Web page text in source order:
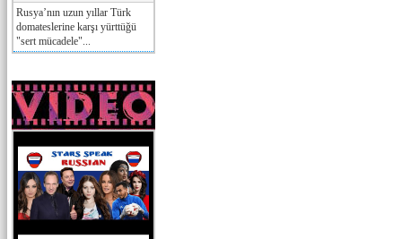
Rusya’nın uzun yıllar Türk
domateslerine karşı yürttüğü
"sert mücadele"...